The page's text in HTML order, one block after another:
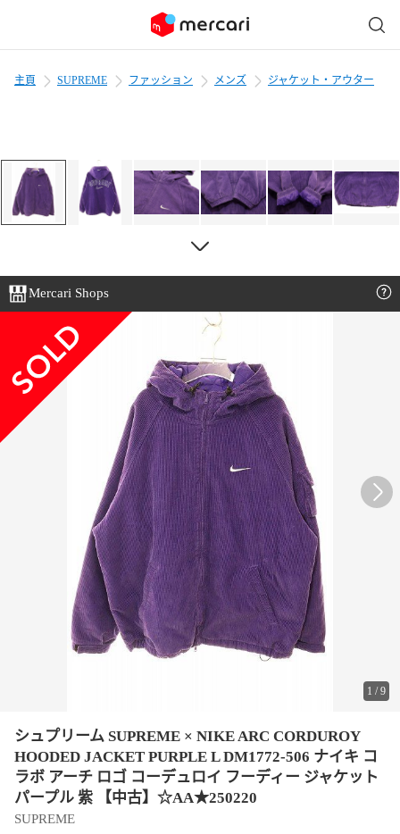
主頁 SUPREME ファッション メンズ ジャケット・アウター
Mercari Shops
1 /9
シュプリーム SUPREME × NIKE ARC CORDUROY
HOODED JACKET PURPLE L DM1772-506 ナイキ コ
ラボ アーチ ロゴ コーデュロイ フーディー ジャケット
パープル 紫 【中古】☆AA★250220
SUPREME